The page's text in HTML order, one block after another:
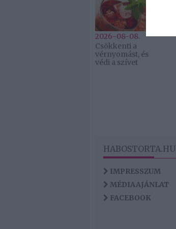
2026-08-08.
Csökkenti a
vérnyomást, és
védi a szívet
HABOSTORTA.HU
IMPRESSZUM
MÉDIAAJÁNLAT
FACEBOOK